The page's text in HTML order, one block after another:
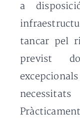
a
tancar pel
previst